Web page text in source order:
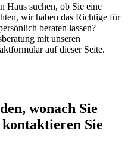
Haus suchen, ob Sie eine
wir haben das Richtige für
beraten lassen?
mit unseren
auf dieser Seite.
wonach Sie
kontaktieren Sie